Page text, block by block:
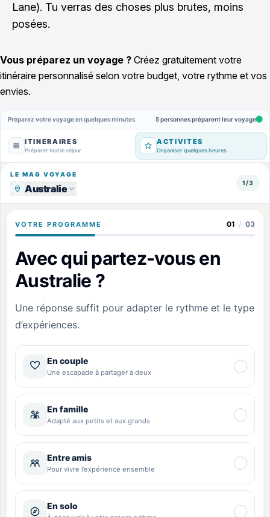
Lane). Tu verras des choses plus brutes, moins
posées.
Vous préparez un voyage ? Créez gratuitement votre
itinéraire personnalisé selon votre budget, votre rythme et vos
envies.